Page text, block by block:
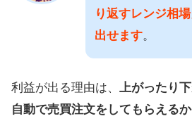
り返すレンジ相
出せます。
利益が出る理由は、 上がったり
自動で売買注文をしてもらえる